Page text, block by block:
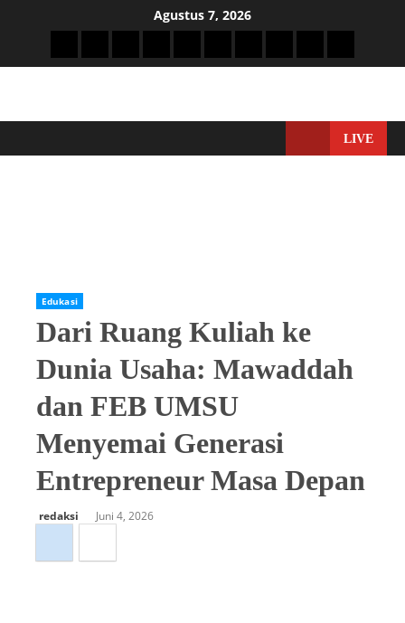
Agustus 7, 2026
LIVE
Edukasi
Dari Ruang Kuliah ke
Dunia Usaha: Mawaddah
dan FEB UMSU
Menyemai Generasi
Entrepreneur Masa Depan
redaksi Juni 4, 2026